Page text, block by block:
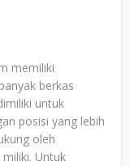
memiliki
berkas
untuk
posisi yang lebih
oleh
Untuk